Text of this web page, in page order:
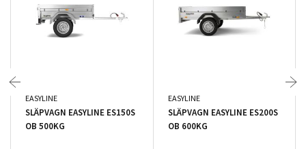
EASYLINE
SLÄPVAGN EASYLINE ES150S
OB 500KG
EASYLINE
SLÄPVAGN EASYLINE ES200S
OB 600KG